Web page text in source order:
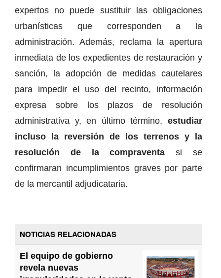
expertos no puede sustituir las obligaciones
urbanísticas que corresponden a la
administración. Además, reclama la apertura
inmediata de los expedientes de restauración y
sanción, la adopción de medidas cautelares
para impedir el uso del recinto, información
expresa sobre los plazos de resolución
administrativa y, en último término, estudiar
incluso la reversión de los terrenos y la
resolución de la compraventa si se
confirmaran incumplimientos graves por parte
de la mercantil adjudicataria.
NOTICIAS RELACIONADAS
El equipo de gobierno
revela nuevas